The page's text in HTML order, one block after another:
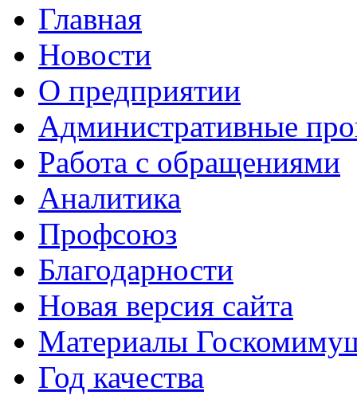
Главная
Новости
О предприятии
Административные
Работа с обращениями
Аналитика
Профсоюз
Благодарности
Новая версия сайта
Материалы
Год качества